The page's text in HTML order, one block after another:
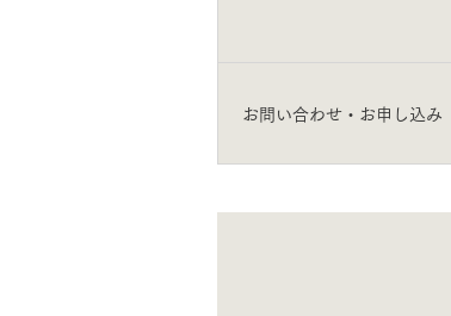
お問い合わせ・お申し込み